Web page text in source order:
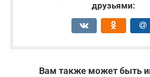
друзьями:
Вам также может быть